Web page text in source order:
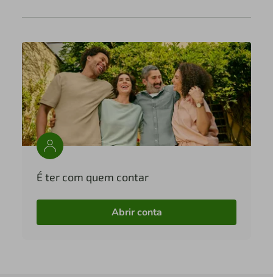
É ter com quem contar
Abrir conta